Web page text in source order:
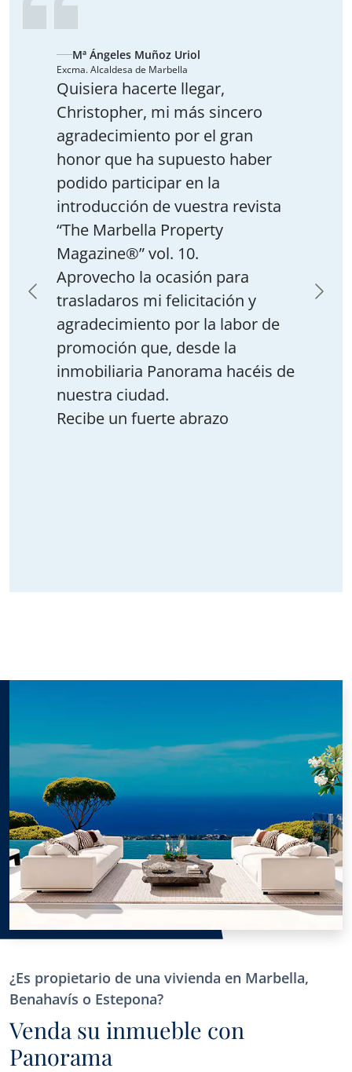
Quisiera hacerte llegar,
Christopher, mi más sincero
agradecimiento por el gran
honor que ha supuesto haber
podido participar en la
introducción de vuestra revista
“The Marbella Property
Magazine®” vol. 10.
Aprovecho la ocasión para
trasladaros mi felicitación y
agradecimiento por la labor de
promoción que, desde la
inmobiliaria Panorama hacéis de
nuestra ciudad.
Recibe un fuerte abrazo
Mª Ángeles Muñoz Uriol
Excma. Alcaldesa de Marbella
¿Es propietario de una vivienda en Marbella,
Benahavís o Estepona?
Venda su inmueble con
Panorama